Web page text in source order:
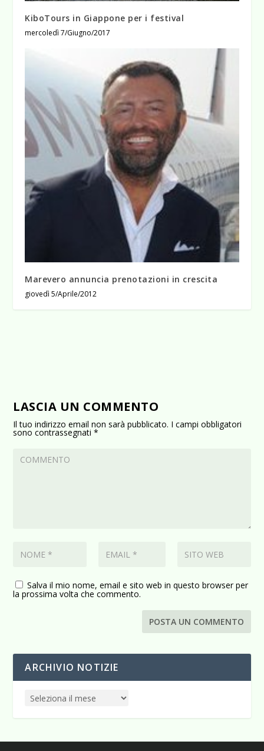
KiboTours in Giappone per i festival
mercoledì 7/Giugno/2017
Marevero annuncia prenotazioni in crescita
giovedì 5/Aprile/2012
LASCIA UN COMMENTO
Il tuo indirizzo email non sarà pubblicato. I campi obbligatori
sono contrassegnati*
Salva il mio nome, email e sito web in questo browser per
la prossima volta che commento.
ARCHIVIO NOTIZIE